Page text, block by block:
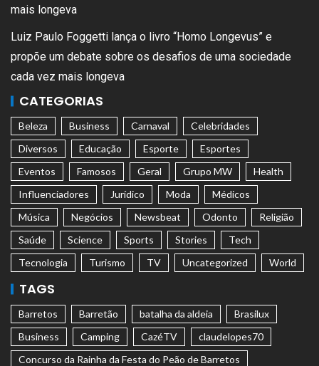
mais longeva
Luiz Paulo Foggetti lança o livro “Homo Longevus” e
propõe um debate sobre os desafios de uma sociedade
cada vez mais longeva
CATEGORIAS
Beleza Business Carnaval
Celebridades
Diversos
Educação Esporte
Esportes
Eventos
Famosos Geral Grupo MW
Health
Influenciadores
Jurídico Moda
Médicos
Música
Negócios Newsbeat Odonto
Religião
Saúde
Science Sports Stories
Tech
Tecnologia
Turismo TV Uncategorized World
TAGS
Barretos Barretão batalha da aldeia
Brasilux
Business
Camping CazéTV
claudelopes70
Concurso da Rainha da Festa do Peão de Barretos